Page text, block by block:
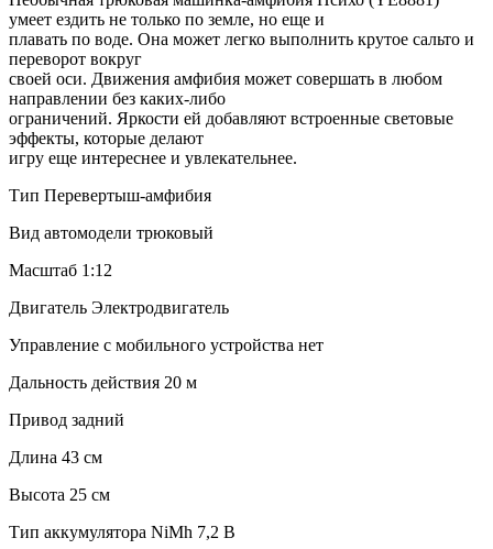
умеет ездить не только по земле, но еще и
плавать по воде. Она может легко выполнить крутое сальто и
переворот вокруг
своей оси. Движения амфибия может совершать в любом
направлении без каких-либо
ограничений. Яркости ей добавляют встроенные световые
эффекты, которые делают
игру еще интереснее и увлекательнее.
Тип Перевертыш-амфибия
Вид автомодели трюковый
Масштаб 1:12
Двигатель Электродвигатель
Управление с мобильного устройства нет
Дальность действия 20 м
Привод задний
Длина 43 см
Высота 25 см
Тип аккумулятора NiMh 7,2 В